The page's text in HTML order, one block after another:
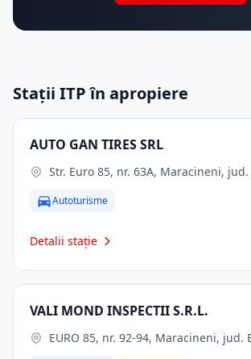
Stații ITP în apropiere
AUTO GAN TIRES SRL
Str. Euro 85, nr. 63A, Maracineni, jud.
Autoturisme
Detalii stație
VALI MOND INSPECTII S.R.L.
EURO 85, nr. 92-94, Maracineni, jud.